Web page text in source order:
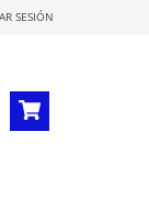
SESIÓN